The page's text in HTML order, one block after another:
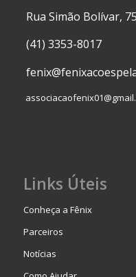
Rua Simão Bolívar,
(41) 3353-8017
Links Úteis
Conheça a Fênix
Parceiros
Notícias